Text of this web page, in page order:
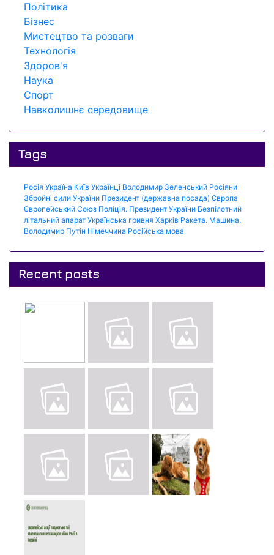
Політика
Бізнес
Мистецтво та розваги
Технологія
Здоров'я
Наука
Спорт
Навколишнє середовище
Tags
Росія Україна Київ Українці Володимир Зеленський Росіяни
Збройні сили України Президент (державна посада) Європа
Європейський Союз Поліція. Президент України Безпілотний
літальний апарат Українська гривня Харків Ракета. Машина.
Володимир Путін Німеччина Російська мова
Recent posts